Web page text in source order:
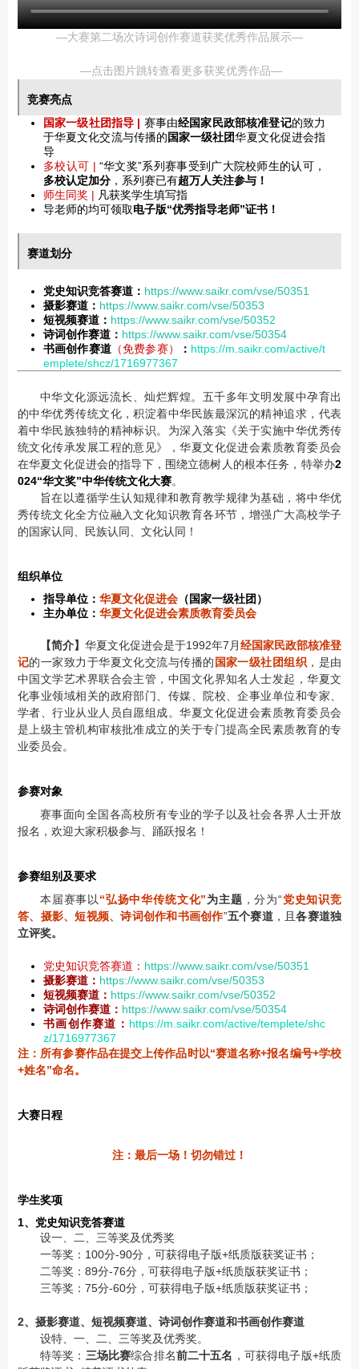
—大赛第二场次诗词创作赛道获奖优秀作品展示—
—点击图片跳转查看更多获奖优秀作品—
竞赛亮点
国家一级社团指导 | 赛事由经国家民政部核准登记的致力
于华夏文化交流与传播的国家一级社团华夏文化促进会指
导
多校认可 | “华文奖”系列赛事受到广大院校师生的认可，
多校认定加分 ，系列赛已有超万人关注参与！
师生同奖 | 凡获奖学生填写指
导老师的均可领取电子版“优秀指导老师”证书！
赛道划分
党史知识竞答赛道： https://www.saikr.com/vse/50351
摄影赛道： https://www.saikr.com/vse/50353
短视频赛道： https://www.saikr.com/vse/50352
诗词创作赛道： https://www.saikr.com/vse/50354
书画创作赛道（免费参赛） ： https://m.saikr.com/active/t
emplete/shcz/1716977367
中华文化源远流长、灿烂辉煌。五千多年文明发展中孕育出
的中华优秀传统文化，积淀着中华民族最深沉的精神追求，代表
着中华民族独特的精神标识。为深入落实《关于实施中华优秀传
统文化传承发展工程的意见》，华夏文化促进会素质教育委员会
在华夏文化促进会的指导下，围绕立德树人的根本任务，特举办2
024“华文奖”中华传统文化大赛。
旨在以遵循学生认知规律和教育教学规律为基础，将中华优
秀传统文化全方位融入文化知识教育各环节，增强广大高校学子
的国家认同、民族认同、文化认同！
组织单位
指导单位： 华夏文化促进会 （国家一级社团）
主办单位： 华夏文化促进会素质教育委员会
【简介】 华夏文化促进会是于1992年7月经国家民政部核准登
记的一家致力于华夏文化交流与传播的 国家一级社团组织 ，是由
中国文学艺术界联合会主管，中国文化界知名人士发起，华夏文
化事业领域相关的政府部门、传媒、院校、企事业单位和专家、
学者、行业从业人员自愿组成。华夏文化促进会素质教育委员会
是上级主管机构审核批准成立的关于专门提高全民素质教育的专
业委员会。
参赛对象
赛事面向全国各高校所有专业的学子以及社会各界人士开放
报名，欢迎大家积极参与、踊跃报名！
参赛组别及要求
本届赛事以 “弘扬中华传统文化”为主题 ，分为“党史知识竞
答、摄影、短视频、诗词创作和书画创作”五个赛道，且各赛道独
立评奖。
党史知识竞答赛道： https://www.saikr.com/vse/50351
摄影赛道： https://www.saikr.com/vse/50353
短视频赛道： https://www.saikr.com/vse/50352
诗词创作赛道： https://www.saikr.com/vse/50354
书画创作赛道： https://m.saikr.com/active/templete/shc
z/1716977367
注：所有参赛作品在提交上传作品时以“赛道名称+报名编号+学校
+姓名”命名。
大赛日程
注：最后一场！切勿错过！
学生奖项
1、党史知识竞答赛道
设一、二、三等奖及优秀奖
一等奖：100分-90分，可获得电子版+纸质版获奖证书；
二等奖：89分-76分，可获得电子版+纸质版获奖证书；
三等奖：75分-60分，可获得电子版+纸质版获奖证书；
2、摄影赛道、短视频赛道、诗词创作赛道和书画创作赛道
设特、一、二、三等奖及优秀奖。
特等奖： 三场比赛综合排名前二十五名 ，可获得电子版+纸质